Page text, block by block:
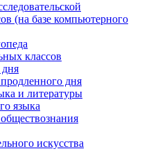
(на базе компьютерного
классов
дня
и литературы
языка
искусства